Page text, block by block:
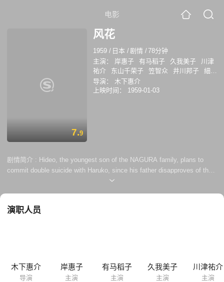
电影
7.9
风花
1959 / 日本 /剧情 /78分钟
主演：
岸惠子 有马稻子 久我美子
川津
祐介
东山千荣子 笠智众 井川邦子
細川
俊夫
和泉雅子
导演：
木下惠介
上映时间：
1959-01-03
剧情简介 : Hideo, the youngest son of the NAGURA family, plans to
commit double suicide with Haruko, since his father disapproves of their
relationship. Hideo’s death brings shame upon the family, yet Haruko
traditions and its non-linear structure, THE ...
演职人员
木下惠介
导演
岸惠子
主演
有马稻子
主演
久我美子
主演
川津祐介
主演